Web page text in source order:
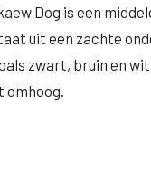
Dog is een
uit een zachte
zwart, bruin en
omhoog.